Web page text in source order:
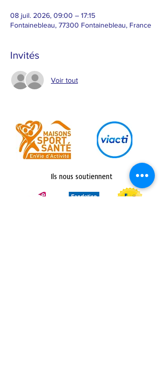
08 juil. 2026, 09:00 – 17:15
Fontainebleau, 77300 Fontainebleau, France
Invités
Voir tout
Ils nous soutiennent